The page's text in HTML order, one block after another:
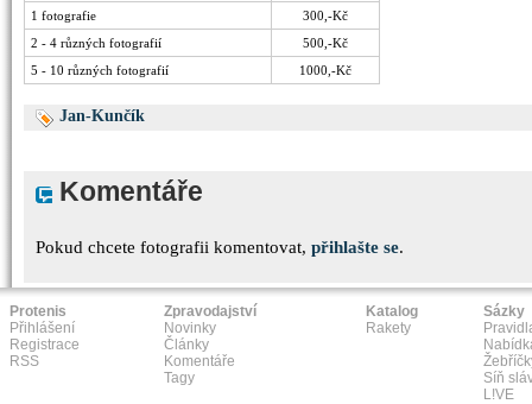
1 fotografie
300,-Kč
2 - 4 různých fotografií
500,-Kč
5 - 10 různých fotografií
1000,-Kč
Jan-Kunčík
Komentáře
Pokud chcete fotografii komentovat, přihlašte se.
Protenis
Přihlášení
Registrace
RSS
Zpravodajství
Novinky
Články
Komentáře
Tagy
Katalog
Rakety
Sázky
Síň
L!VE